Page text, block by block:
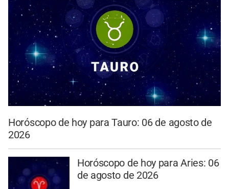
Horóscopo de hoy para Tauro: 06 de agosto de
2026
Horóscopo de hoy para Aries: 06
de agosto de 2026